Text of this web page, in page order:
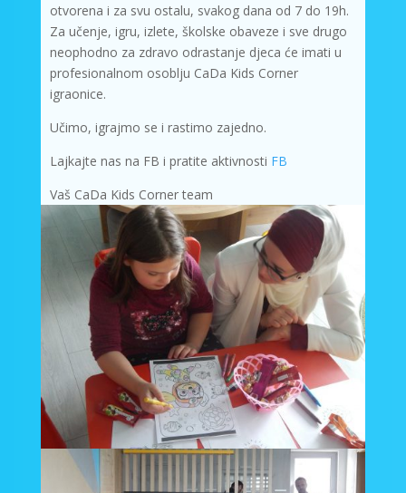
otvorena i za svu ostalu, svakog dana od 7 do 19h.
Za učenje, igru, izlete, školske obaveze i sve drugo
neophodno za zdravo odrastanje djeca će imati u
profesionalnom osoblju CaDa Kids Corner
igraonice.
Učimo, igrajmo se i rastimo zajedno.
Lajkajte nas na FB i pratite aktivnosti FB
Vaš CaDa Kids Corner team